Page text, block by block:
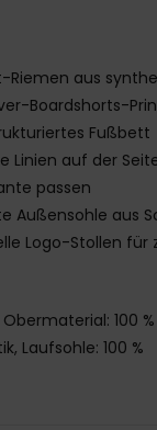
Riemen aus
Boardshorts-
Fußbett
Linien auf der
passen
Außensohle aus
Logo-Stollen für
Obermaterial: 100
Laufsohle: 100 %